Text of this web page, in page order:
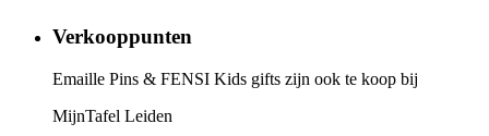
Verkooppunten
Emaille Pins & FENSI Kids gifts zijn ook te koop bij
MijnTafel Leiden